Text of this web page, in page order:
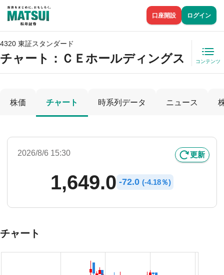
口座開設 ログイン
4320 東証スタンダード
チャート： ＣＥホールディングス コンテンツ
株価 チャート 時系列データ ニュース
2026/8/6 15:30 更新
1,649.0 -72.0 (-4.18％)
チャート